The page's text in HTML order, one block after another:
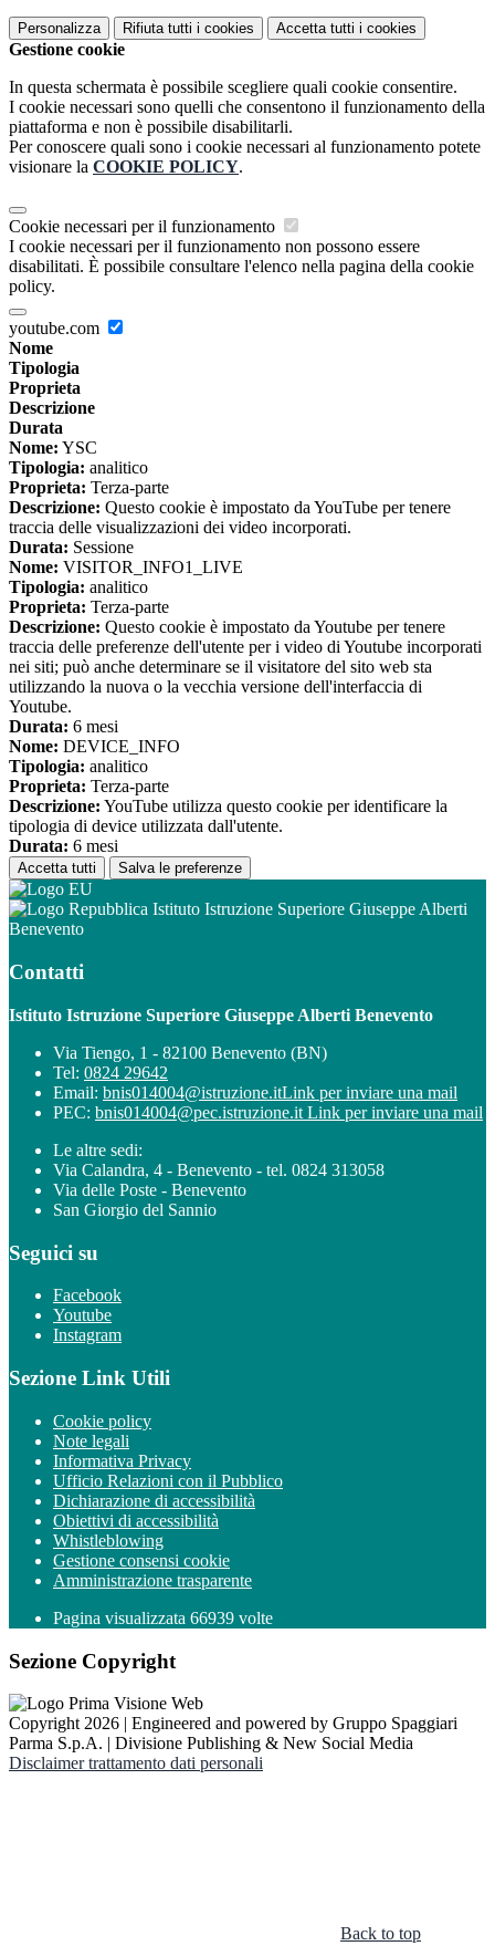
Personalizza Rifiuta tutti i cookies Accetta tutti i cookies
Gestione cookie
In questa schermata è possibile scegliere quali cookie consentire.
I cookie necessari sono quelli che consentono il funzionamento della
piattaforma e non è possibile disabilitarli.
Per conoscere quali sono i cookie necessari al funzionamento potete
visionare la COOKIE POLICY.
Cookie necessari per il funzionamento
I cookie necessari per il funzionamento non possono essere
disabilitati. È possibile consultare l'elenco nella pagina della cookie
policy.
youtube.com
Nome
Tipologia
Proprieta
Descrizione
Durata
Nome: YSC
Tipologia: analitico
Proprieta: Terza-parte
Descrizione: Questo cookie è impostato da YouTube per tenere
traccia delle visualizzazioni dei video incorporati.
Durata: Sessione
Nome: VISITOR_INFO1_LIVE
Tipologia: analitico
Proprieta: Terza-parte
Descrizione: Questo cookie è impostato da Youtube per tenere
traccia delle preferenze dell'utente per i video di Youtube incorporati
nei siti; può anche determinare se il visitatore del sito web sta
utilizzando la nuova o la vecchia versione dell'interfaccia di
Youtube.
Durata: 6 mesi
Nome: DEVICE_INFO
Tipologia: analitico
Proprieta: Terza-parte
Descrizione: YouTube utilizza questo cookie per identificare la
tipologia di device utilizzata dall'utente.
Durata: 6 mesi
Accetta tutti Salva le preferenze
Istituto Istruzione Superiore Giuseppe Alberti
Benevento
Contatti
Istituto Istruzione Superiore Giuseppe Alberti Benevento
Via Tiengo, 1 - 82100 Benevento (BN)
Tel: 0824 29642
Email: bnis014004@istruzione.itLink per inviare una mail
PEC: bnis014004@pec.istruzione.it Link per inviare una mail
Le altre sedi:
Via Calandra, 4 - Benevento - tel. 0824 313058
Via delle Poste - Benevento
San Giorgio del Sannio
Seguici su
Facebook
Youtube
Instagram
Sezione Link Utili
Cookie policy
Note legali
Informativa Privacy
Ufficio Relazioni con il Pubblico
Dichiarazione di accessibilità
Obiettivi di accessibilità
Whistleblowing
Gestione consensi cookie
Amministrazione trasparente
Pagina visualizzata 66939 volte
Sezione Copyright
Copyright 2026 | Engineered and powered by Gruppo Spaggiari
Parma S.p.A. | Divisione Publishing & New Social Media
Disclaimer trattamento dati personali
Back to top